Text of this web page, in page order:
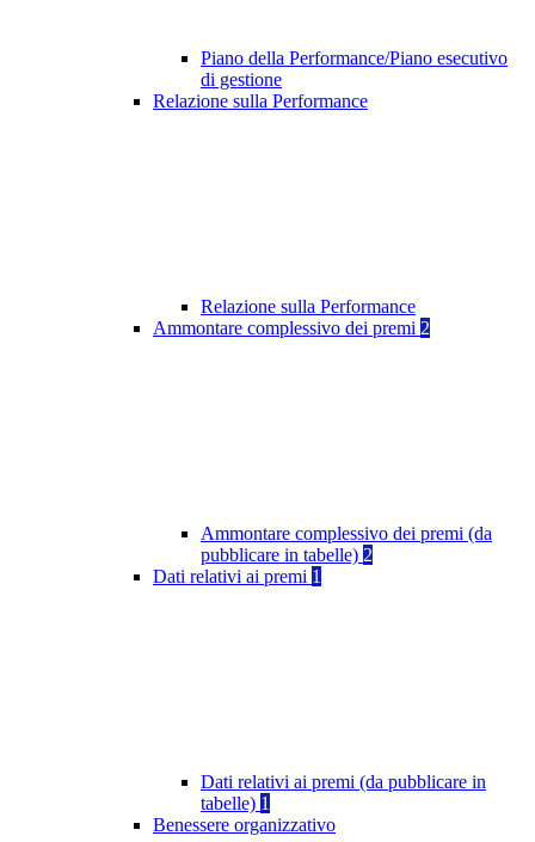
Piano della Performance/Piano esecutivo
di gestione
Relazione sulla Performance
Relazione sulla Performance
Ammontare complessivo dei premi 2
Ammontare complessivo dei premi (da
pubblicare in tabelle) 2
Dati relativi ai premi 1
Dati relativi ai premi (da pubblicare in
tabelle) 1
Benessere organizzativo